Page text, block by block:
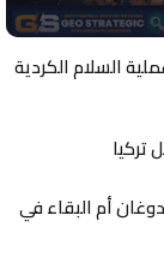
السلام الكردية
أم البقاء في